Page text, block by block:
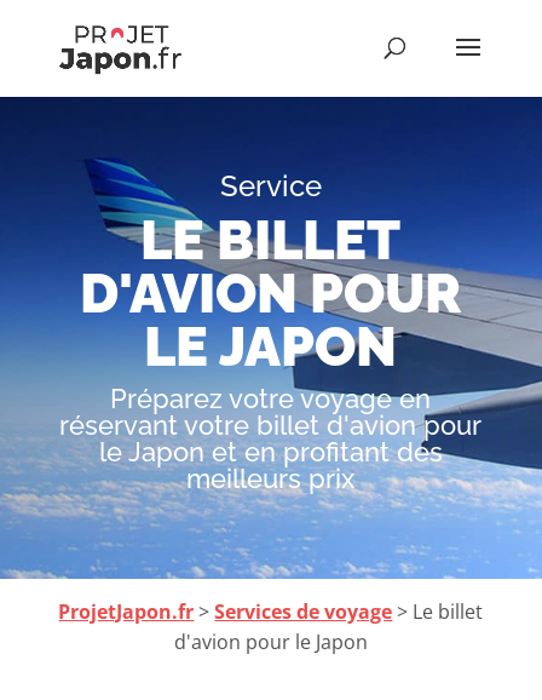
Service
LE BILLET
D'AVION POUR
LE JAPON
Préparez votre voyage en
réservant votre billet d'avion pour
le Japon et en profitant des
meilleurs prix
ProjetJapon.fr>Services de voyage> Le billet
d'avion pour le Japon